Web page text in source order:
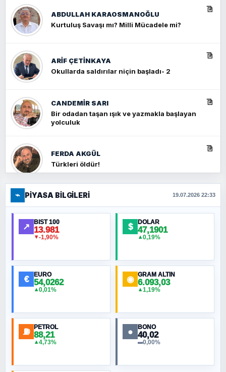
ABDULLAH KARAOSMANOĞLU
Kurtuluş Savaşı mı? Milli Mücadele mi?
ARIF ÇETİNKAYA
Okullarda saldırılar niçin başladı- 2
CANDEMIR SARI
Bir odadan taşan ışık ve yazmakla başlayan
yolculuk
FERDA AKGÜL
Türkleri öldür!
FERHAT BÜYÜKKALKAN
Ankara Zirvesi: NATO Toplantısı mı, Yeni
Ortadoğu Haritasının Provası mı?
MURAT ÖZKAN
NURETTIN BÖLÜK
⌁ PIYASA BILGILERI 19.07.2026 22:33
↗ BIST 100
13.981
▼-1,90%
$ DOLAR
47,1901
▲0,19%
€ EURO
54,0262
▲0,01%
◉ GRAM ALTIN
6.093,03
▲1,19%
⛽ PETROL
88,21
▲4,73%
● BONO
40,02
▬0,00%